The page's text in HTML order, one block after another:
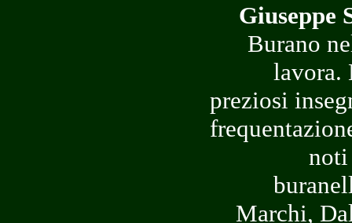
Giuseppe
Burano
lavora.
preziosi
noti
Marchi,